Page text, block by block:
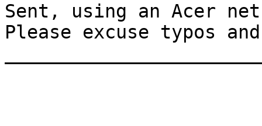
Sent, using an Acer
Please excuse typos